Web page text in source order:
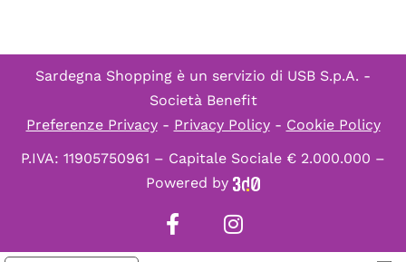
Sardegna Shopping è un servizio di USB S.p.A. -
Società Benefit
Preferenze Privacy- Privacy Policy- Cookie Policy
P.IVA: 11905750961 – Capitale Sociale € 2.000.000 –
Powered by